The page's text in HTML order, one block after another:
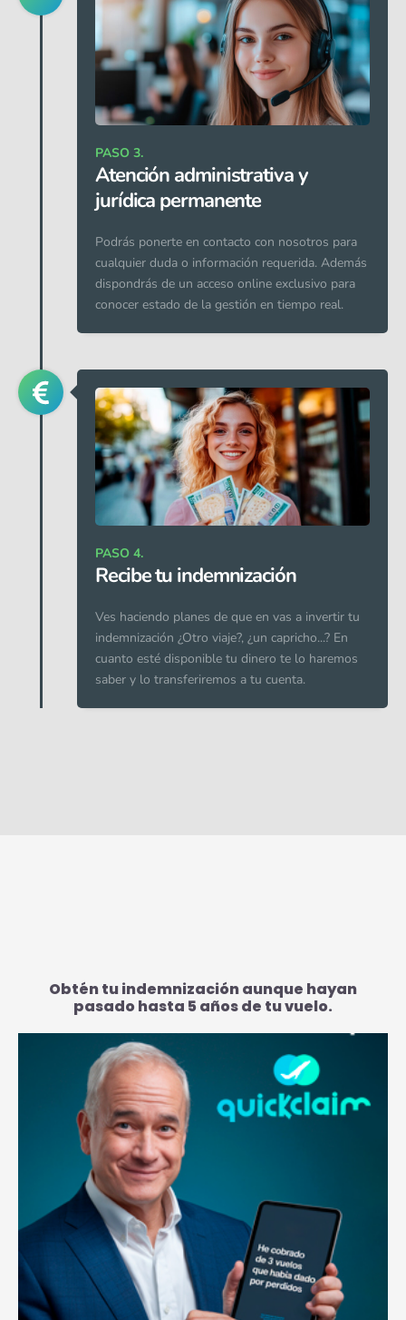
PASO 3.
Atención administrativa y
jurídica permanente
Podrás ponerte en contacto con nosotros para
cualquier duda o información requerida. Además
dispondrás de un acceso online exclusivo para
conocer estado de la gestión en tiempo real.
PASO 4.
Recibe tu indemnización
Ves haciendo planes de que en vas a invertir tu
indemnización ¿Otro viaje?, ¿un capricho...? En
cuanto esté disponible tu dinero te lo haremos
saber y lo transferiremos a tu cuenta.
Obtén tu indemnización aunque hayan
pasado hasta 5 años de tu vuelo.